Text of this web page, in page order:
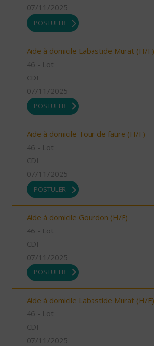
07/11/2025
POSTULER
Aide à domicile Labastide Murat (H/F)
46 - Lot
CDI
07/11/2025
POSTULER
Aide à domicile Tour de faure (H/F)
46 - Lot
CDI
07/11/2025
POSTULER
Aide à domicile Gourdon (H/F)
46 - Lot
CDI
07/11/2025
POSTULER
Aide à domicile Labastide Murat (H/F)
46 - Lot
CDI
07/11/2025